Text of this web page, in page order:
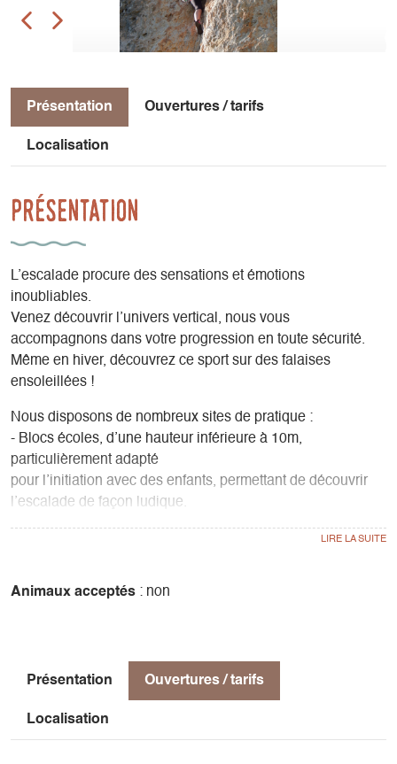
Présentation Ouvertures / tarifs
Localisation
Présentation
L’escalade procure des sensations et émotions
inoubliables.
Venez découvrir l’univers vertical, nous vous
accompagnons dans votre progression en toute sécurité.
Même en hiver, découvrez ce sport sur des falaises
ensoleillées !
Nous disposons de nombreux sites de pratique :
- Blocs écoles, d’une hauteur inférieure à 10m,
particulièrement adapté
pour l’initiation avec des enfants, permettant de découvrir
l’escalade de façon ludique.
- Falaises écoles, d’une hauteur comprise entre 15 et 30 m,
du Mont Aiguille
Animaux acceptés : non
Présentation Ouvertures / tarifs
Localisation